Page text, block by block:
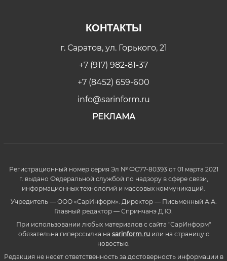
КОНТАКТЫ
г. Саратов, ул. Горького, 21
+7 (917) 982-81-37
+7 (8452) 659-600
info@sarinform.ru
РЕКЛАМА
Регистрационный номер серия Эл № ФС77-80393 от 01 марта 2021
г. выдано Федеральной службой по надзору в сфере связи,
информационных технологий и массовых коммуникаций.
Учредитель — ООО «СарИнформ». Директор — Письменный А.А.
Главный редактор — Спринчанэ Д.Ю.
При использовании любых материалов с сайта "СарИнформ"
обязательна гиперссылка на sarinform.ruили на страницу с
новостью.
Редакция не несет ответственность за достоверность информации в